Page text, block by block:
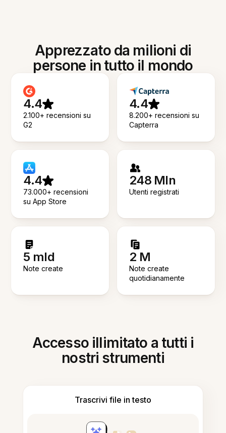
Apprezzato da milioni di
persone in tutto il mondo
4.4
2.100+ recensioni su
G2
4.4
8.200+ recensioni su
Capterra
4.4
73.000+ recensioni
su App Store
248 Mln
Utenti registrati
5 mld
Note create
2 M
Note create
quotidianamente
Accesso illimitato a tutti i
nostri strumenti
Trascrivi file in testo